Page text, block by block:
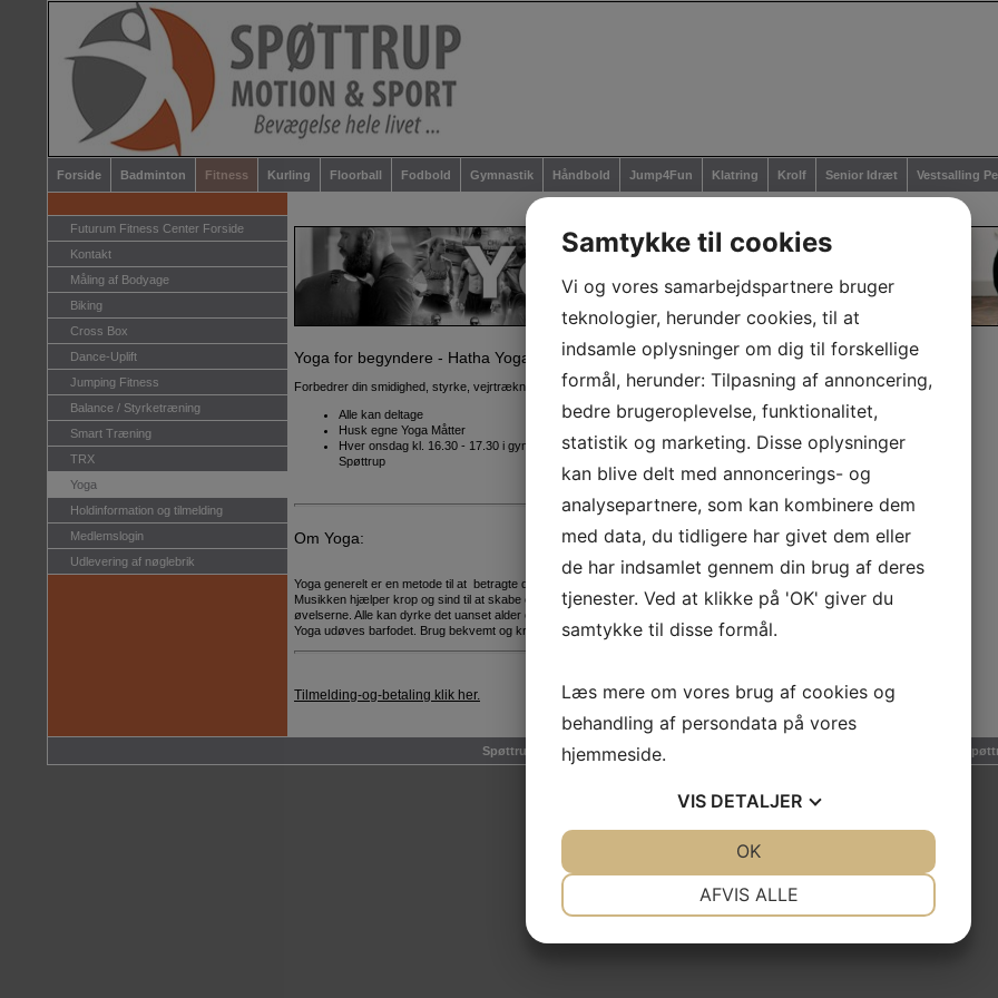
Forside Badminton Fitness Kurling Floorball Fodbold Gymnastik Håndbold Jump4Fun Klatring Krolf Senior Idræt Vestsalling
Futurum Fitness Center Forside
Kontakt
Måling af Bodyage
Biking
Cross Box
Dance-Uplift
Jumping Fitness
Balance / Styrketræning
Smart Træning
TRX
Yoga
Holdinformation og tilmelding
Medlemslogin
Udlevering af nøglebrik
Yoga for begyndere - Hatha Yoga
Forbedrer din smidighed, styrke, vejrtrækning, balance og kropsbevidsthed.
Alle kan deltage
Husk egne Yoga Måtter
Hver onsdag kl. 16.30 - 17.30 i gymnastiksalen på VSD-Skolen Rødding, Skolevej 1, 7860
Spøttrup
Om Yoga:
Yoga generelt er en metode til at betragte dig selv indefra. Kroppen er dit mål og dit redskab.
Musikken hjælper krop og sind til at skabe et fysisk flow og koncentrere sig til at have fuld fokus på
øvelserne. Alle kan dyrke det uanset alder og form.
Yoga udøves barfodet. Brug bekvemt og kropsnært tøj, der følger kroppens bevægelser.
Tilmelding-og-betaling klik her.
Spøttrup Motion & Sport | Stadion Alle' 3, Balling | Nørremarken 1, Rødding | 7860
Samtykke til cookies
Vi og vores samarbejdspartnere bruger
teknologier, herunder cookies, til at
indsamle oplysninger om dig til forskellige
formål, herunder: Tilpasning af annoncering,
bedre brugeroplevelse, funktionalitet,
statistik og marketing. Disse oplysninger
kan blive delt med annoncerings- og
analysepartnere, som kan kombinere dem
med data, du tidligere har givet dem eller
de har indsamlet gennem din brug af deres
tjenester. Ved at klikke på 'OK' giver du
samtykke til disse formål.
Læs mere om vores brug af cookies og
behandling af persondata på vores
hjemmeside.
VIS DETALJER
AFVIS ALLE
OK